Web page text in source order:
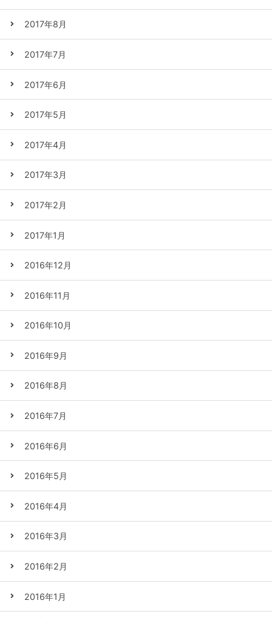
2017年8月
2017年7月
2017年6月
2017年5月
2017年4月
2017年3月
2017年2月
2017年1月
2016年12月
2016年11月
2016年10月
2016年9月
2016年8月
2016年7月
2016年6月
2016年5月
2016年4月
2016年3月
2016年2月
2016年1月